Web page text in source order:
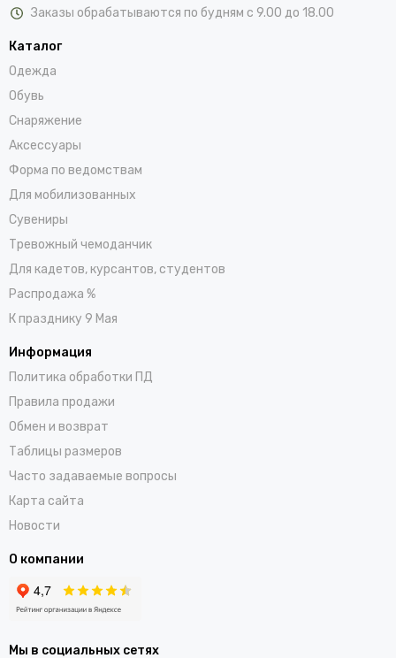
Заказы обрабатываются по будням с 9.00 до 18.00
Каталог
Одежда
Обувь
Снаряжение
Аксессуары
Форма по ведомствам
Для мобилизованных
Сувениры
Тревожный чемоданчик
Для кадетов, курсантов, студентов
Распродажа %
К празднику 9 Мая
Информация
Политика обработки ПД
Правила продажи
Обмен и возврат
Таблицы размеров
Часто задаваемые вопросы
Карта сайта
Новости
О компании
Мы в социальных сетях